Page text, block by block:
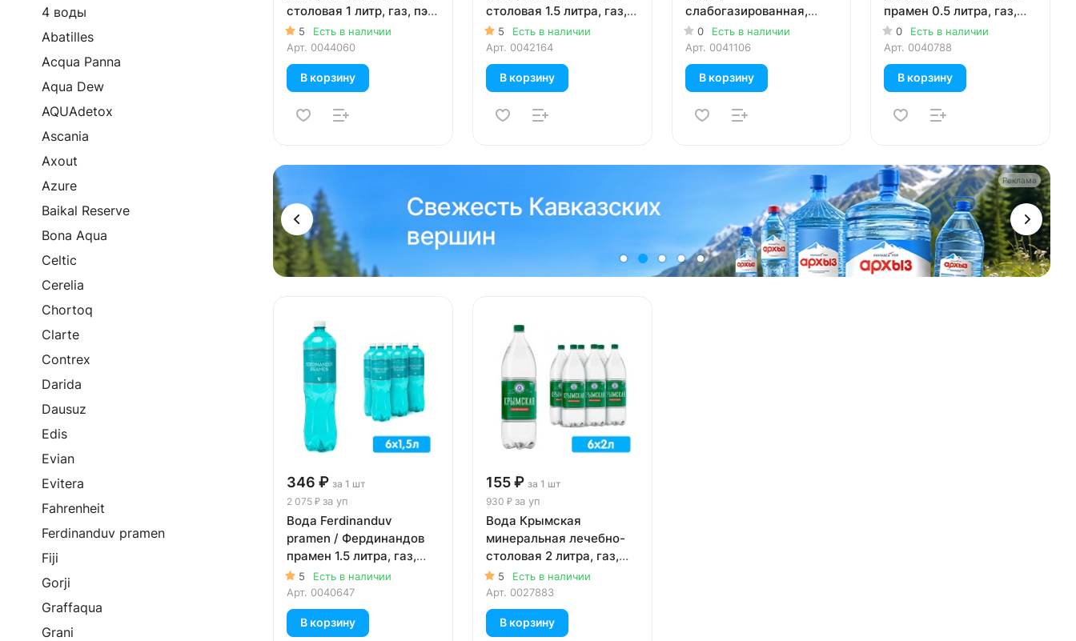
столовая 1 литр, газ, пэт,
12 шт. в уп.
5
Есть в наличии
Арт. 0044060
В корзину
Реклама
столовая 1.5 литра, газ,
пэт, 6 шт. в уп.
5
Есть в наличии
Арт. 0042164
В корзину
слабогазированная,
стекло, 12 шт. в уп.
0
Есть в наличии
Арт. 0041106
В корзину
прамен 0.5 литра, газ,
пэт, 12 шт. в уп.
0
Есть в наличии
Арт. 0040788
В корзину
346 ₽ за 1 шт
2 075 ₽ за уп
Вода Ferdinanduv
pramen / Фердинандов
прамен 1.5 литра, газ,
пэт, 6 шт. в уп.
5
Есть в наличии
Арт. 0040647
В корзину
155 ₽ за 1 шт
930 ₽ за уп
Вода Крымская
минеральная лечебно-
столовая 2 литра, газ,
пэт, 6 шт. в уп.
5
Есть в наличии
Арт. 0027883
В корзину
4 воды
Abatilles
Acqua Panna
Aqua Dew
AQUAdetox
Ascania
Axout
Azure
Baikal Reserve
Bona Aqua
Celtic
Cerelia
Chortoq
Clarte
Contrex
Darida
Dausuz
Edis
Evian
Evitera
Fahrenheit
Ferdinanduv pramen
Fiji
Gorji
Graffaqua
Grani